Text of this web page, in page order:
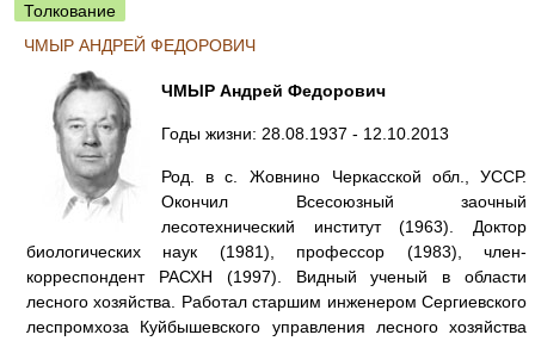
Толкование
ЧМЫР АНДРЕЙ ФЕДОРОВИЧ
ЧМЫР Андрей Федорович
Годы жизни: 28.08.1937 - 12.10.2013
Род. в с. Жовнино Черкасской обл., УССР.
Окончил Всесоюзный заочный
лесотехнический институт (1963). Доктор
биологических наук (1981), профессор (1983), член-
корреспондент РАСХН (1997). Видный ученый в области
лесного хозяйства. Работал старшим инженером Сергиевского
леспромхоза Куйбышевского управления лесного хозяйства